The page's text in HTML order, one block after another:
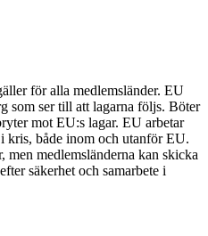
för alla medlemsländer. EU
som ser till att lagarna följs. Böter
mot EU:s lagar. EU arbetar
kris, både inom och utanför EU.
medlemsländerna kan skicka
säkerhet och samarbete i